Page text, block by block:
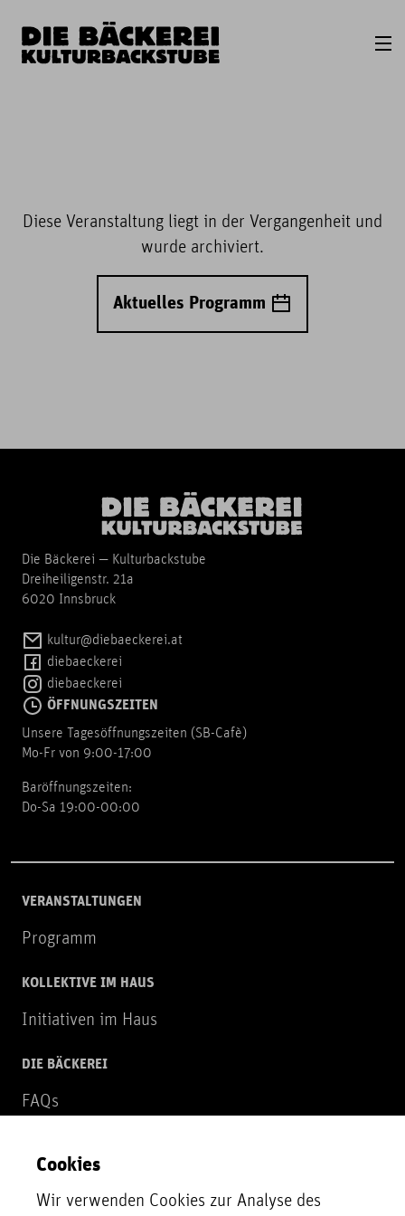
Diese Veranstaltung liegt in der Vergangenheit und
wurde archiviert.
Aktuelles Programm
Die Bäckerei — Kulturbackstube
Dreiheiligenstr. 21a
6020 Innsbruck
kultur@diebaeckerei.at
diebaeckerei
diebaeckerei
ÖFFNUNGSZEITEN
Unsere Tagesöffnungszeiten (SB-Cafè)
Mo-Fr von 9:00-17:00
Baröffnungszeiten:
Do-Sa 19:00-00:00
VERANSTALTUNGEN
Programm
KOLLEKTIVE IM HAUS
Initiativen im Haus
DIE BÄCKEREI
FAQs
NEWSLETTER
Zur Newsletter Anmeldung
Cookies
Wir verwenden Cookies zur Analyse des